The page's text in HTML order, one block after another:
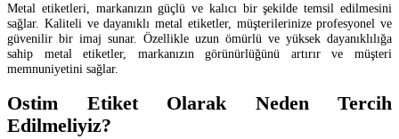
Metal etiketleri, markanızın güçlü ve kalıcı bir şekilde temsil edilmesini
sağlar. Kaliteli ve dayanıklı metal etiketler, müşterilerinize profesyonel ve
güvenilir bir imaj sunar. Özellikle uzun ömürlü ve yüksek dayanıklılığa
sahip metal etiketler, markanızın görünürlüğünü artırır ve müşteri
memnuniyetini sağlar.
Ostim Etiket Olarak Neden Tercih
Edilmeliyiz?